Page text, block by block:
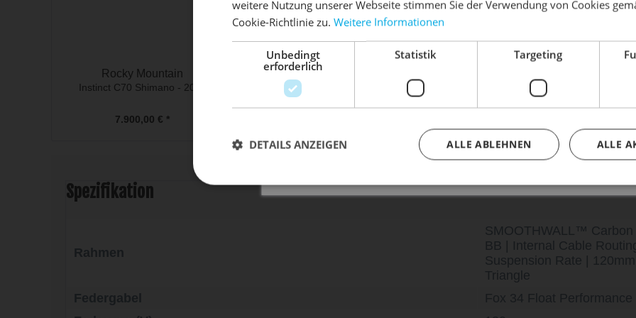
Rocky Mountain
Instinct C70 Shimano - 2024
7.900,00 € *
Rocky Mountain
Instinct Powerplay A50 Shimano
Element C Frameset 2024 Instinct
Spezifikation
Rahmen
SMOOTHWALL™
BB | Internal Cable
Suspension Rate |
Triangle
Mach dein Bike frühlingsfit - gönn ihm den Service, den es
Dein Bike braucht Service, Wartung oder ein Update?
weitere Nutzung unserer Webseite stimmen Sie der Verwendung von Cookies
Cookie-Richtlinie zu. Weitere Informationen
Unbedingt
erforderlich
Statistik Targeting
ALLE
ALLE ABLEHNEN
DETAILS ANZEIGEN